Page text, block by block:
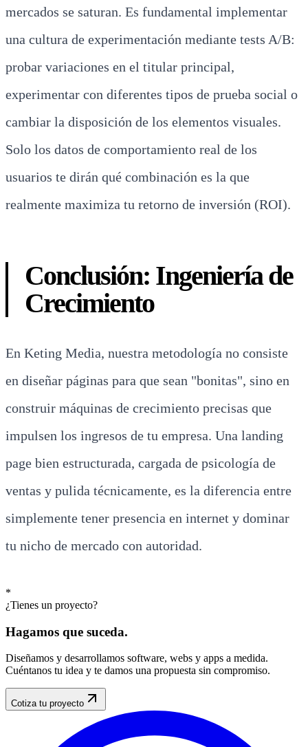
mercados se saturan. Es fundamental implementar
una cultura de experimentación mediante tests A/B:
probar variaciones en el titular principal,
experimentar con diferentes tipos de prueba social o
cambiar la disposición de los elementos visuales.
Solo los datos de comportamiento real de los
usuarios te dirán qué combinación es la que
realmente maximiza tu retorno de inversión (ROI).
Conclusión: Ingeniería de
Crecimiento
En Keting Media, nuestra metodología no consiste
en diseñar páginas para que sean "bonitas", sino en
construir máquinas de crecimiento precisas que
impulsen los ingresos de tu empresa. Una landing
page bien estructurada, cargada de psicología de
ventas y pulida técnicamente, es la diferencia entre
simplemente tener presencia en internet y dominar
tu nicho de mercado con autoridad.
*
¿Tienes un proyecto?
Hagamos que suceda.
Diseñamos y desarrollamos software, webs y apps a medida.
Cuéntanos tu idea y te damos una propuesta sin compromiso.
Cotiza tu proyecto